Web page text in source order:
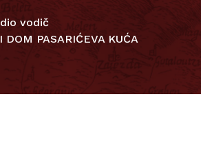
vodič
DOM PASARIĆEVA KUĆA